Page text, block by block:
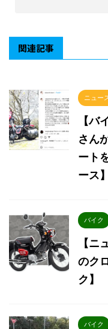
関連記事
ニュー
【バ
さん
ート
ース】
バイク
【ニ
のク
ク】
バイク